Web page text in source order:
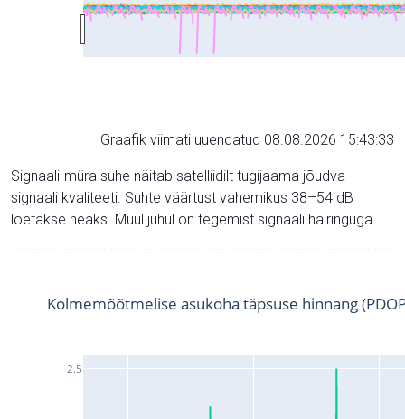
Graafik viimati uuendatud 08.08.2026 15:43:33
Signaali-müra suhe näitab satelliidilt tugijaama jõudva
signaali kvaliteeti. Suhte väärtust vahemikus 38–54 dB
loetakse heaks. Muul juhul on tegemist signaali häiringuga.
2.5
Kolmemõõtmelise asukoha täpsuse hinnang